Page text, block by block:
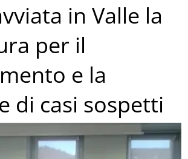
in Valle la
per il
e la
di casi sospetti